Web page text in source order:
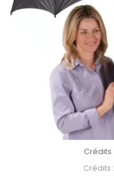
Crédits
Crédits